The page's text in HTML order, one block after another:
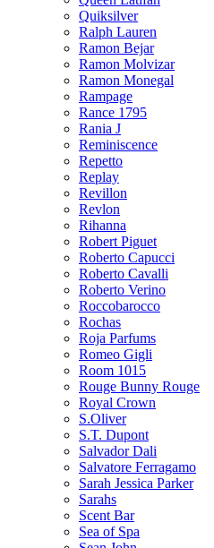
Quiksilver
Ralph Lauren
Ramon Bejar
Ramon Molvizar
Ramon Monegal
Rampage
Rance 1795
Rania J
Reminiscence
Repetto
Replay
Revillon
Revlon
Rihanna
Robert Piguet
Roberto Capucci
Roberto Cavalli
Roberto Verino
Roccobarocco
Rochas
Roja Parfums
Romeo Gigli
Room 1015
Rouge Bunny Rouge
Royal Crown
S.Oliver
S.T. Dupont
Salvador Dali
Salvatore Ferragamo
Sarah Jessica Parker
Sarahs
Scent Bar
Sea of Spa